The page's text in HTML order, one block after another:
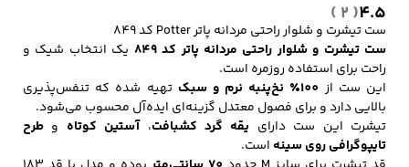
مردانه
کفش مردانه شال و کلاه مردانه چتر مردانه
4.5
( 2 )
ست تیشرت و شلوار راحتی مردانه پاتر Potter کد 849
ست تیشرت و شلوار راحتی مردانه پاتر کد 849
یک انتخاب شیک و
راحت برای استفاده روزمره است.
این ست از 100٪ نخ‌پنبه نرم و سبک
تهیه شده که تنفس‌پذیری
بالایی دارد و برای فصول معتدل گزینه‌ای ایده‌آل محسوب می‌شود.
تیشرت این ست دارای یقه گرد کشبافت،آستین کوتاه و طرح
تایپوگرافی روی سینه است.